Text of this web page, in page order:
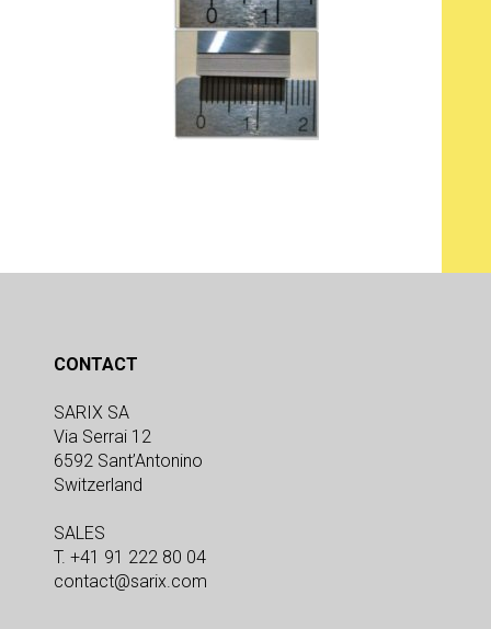
CONTACT
SARIX SA
Via Serrai 12
6592 Sant’Antonino
Switzerland
SALES
T. +41 91 222 80 04
contact@sarix.com